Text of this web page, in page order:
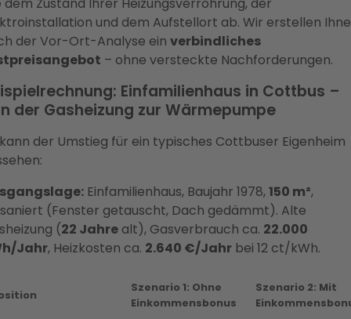
dem Zustand Ihrer Heizungsverrohrung, der
und dem Aufstellort ab. Wir erstellen
der Vor-Ort-Analyse ein verbindliches
– ohne versteckte Nachforderungen.
Einfamilienhaus in Cottbus –
der Gasheizung zur Wärmepumpe
der Umstieg für ein typisches Cottbuser Eigenheim
Einfamilienhaus, Baujahr 1978, 150 m²,
(Fenster getauscht, Dach gedämmt). Alte
(22 Jahrealt), Gasverbrauch ca. 22.000
Jahr, Heizkosten ca. 2.640 €/Jahrbei 12 ct/kWh.
Szenario 1: Ohne
Einkommensbonus
Szenario 2: Mit